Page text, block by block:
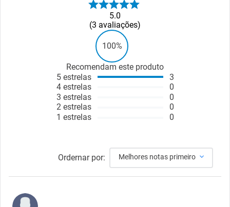
5.0
3 avaliações
100%
Recomendam este produto
5 estrelas
4 estrelas
3 estrelas
2 estrelas
1 estrelas
3
0
0
0
0
Ordernar por: Melhores notas primeiro